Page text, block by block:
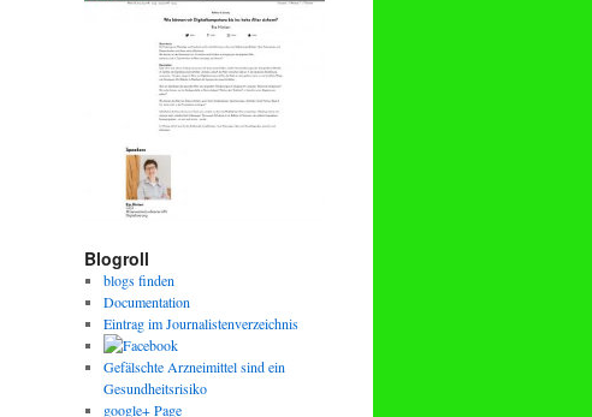
Blogroll
blogs finden
Documentation
Eintrag im Journalistenverzeichnis
Gefälschte Arzneimittel sind ein
Gesundheitsrisiko
google+ Page